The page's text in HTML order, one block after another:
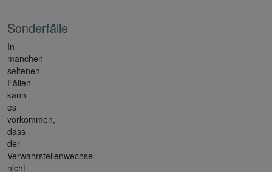
Sonderfälle
In
manchen
seltenen
Fällen
kann
es
vorkommen,
dass
der
Verwahrstellenwechsel
nicht